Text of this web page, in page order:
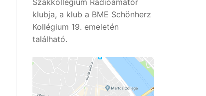
klubja, a klub a BME Schönherz
Kollégium 19. emeletén
található.